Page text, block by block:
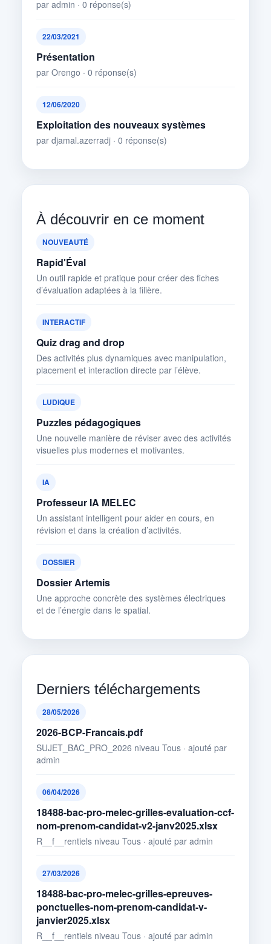
par admin · 0 réponse(s)
22/03/2021
Présentation
par Orengo · 0 réponse(s)
12/06/2020
Exploitation des nouveaux systèmes
par djamal.azerradj · 0 réponse(s)
À découvrir en ce moment
NOUVEAUTÉ
Rapid'Éval
Un outil rapide et pratique pour créer des fiches
d’évaluation adaptées à la filière.
INTERACTIF
Quiz drag and drop
Des activités plus dynamiques avec manipulation,
placement et interaction directe par l’élève.
LUDIQUE
Puzzles pédagogiques
Une nouvelle manière de réviser avec des activités
visuelles plus modernes et motivantes.
IA
Professeur IA MELEC
Un assistant intelligent pour aider en cours, en
révision et dans la création d’activités.
DOSSIER
Dossier Artemis
Une approche concrète des systèmes électriques
et de l’énergie dans le spatial.
Derniers téléchargements
28/05/2026
2026-BCP-Francais.pdf
SUJET_BAC_PRO_2026 niveau Tous · ajouté par
admin
06/04/2026
18488-bac-pro-melec-grilles-evaluation-ccf-
nom-prenom-candidat-v2-janv2025.xlsx
R__f__rentiels niveau Tous · ajouté par admin
27/03/2026
18488-bac-pro-melec-grilles-epreuves-
ponctuelles-nom-prenom-candidat-v-
janvier2025.xlsx
R__f__rentiels niveau Tous · ajouté par admin